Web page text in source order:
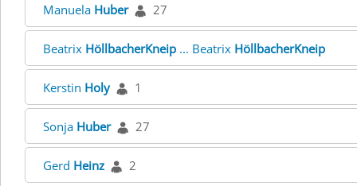
Manuela Huber 27
Beatrix HöllbacherKneip ... Beatrix HöllbacherKneip
Kerstin Holy 1
Sonja Huber 27
Gerd Heinz 2